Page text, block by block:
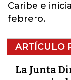
Caribe e
febrero.
ARTÍCULO
La Junta